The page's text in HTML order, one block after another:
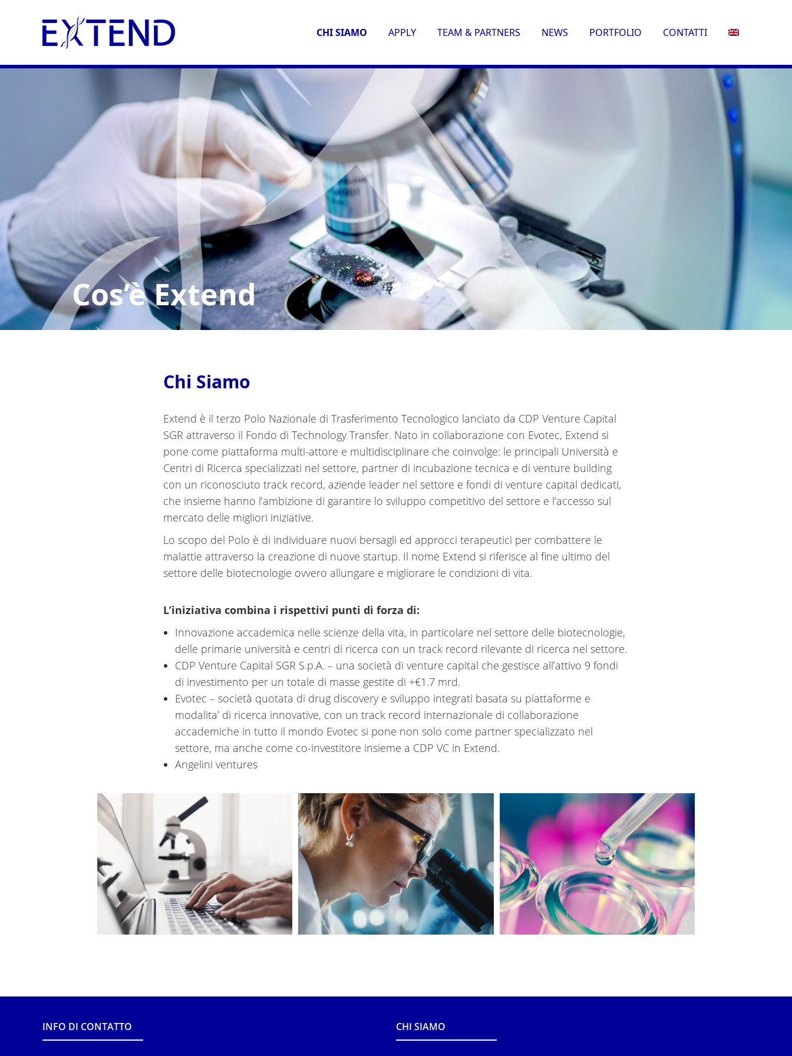
CHI SIAMO APPLY TEAM & PARTNERS NEWS PORTFOLIO CONTATTI
Cos’è Extend
Chi Siamo
Extend è il terzo Polo Nazionale di Trasferimento Tecnologico lanciato da CDP Venture Capital
SGR attraverso il Fondo di Technology Transfer. Nato in collaborazione con Evotec, Extend si
pone come piattaforma multi-attore e multidisciplinare che coinvolge: le principali Università e
Centri di Ricerca specializzati nel settore, partner di incubazione tecnica e di venture building
con un riconosciuto track record, aziende leader nel settore e fondi di venture capital dedicati,
che insieme hanno l’ambizione di garantire lo sviluppo competitivo del settore e l’accesso sul
mercato delle migliori iniziative.
Lo scopo del Polo è di individuare nuovi bersagli ed approcci terapeutici per combattere le
malattie attraverso la creazione di nuove startup. Il nome Extend si riferisce al fine ultimo del
settore delle biotecnologie ovvero allungare e migliorare le condizioni di vita.
L’iniziativa combina i rispettivi punti di forza di:
Innovazione accademica nelle scienze della vita, in particolare nel settore delle biotecnologie,
delle primarie università e centri di ricerca con un track record rilevante di ricerca nel settore.
CDP Venture Capital SGR S.p.A. – una società di venture capital che gestisce all’attivo 9 fondi
di investimento per un totale di masse gestite di +€1.7 mrd.
Evotec – società quotata di drug discovery e sviluppo integrati basata su piattaforme e
modalita’ di ricerca innovative, con un track record internazionale di collaborazione
accademiche in tutto il mondo Evotec si pone non solo come partner specializzato nel
settore, ma anche come co-investitore insieme a CDP VC in Extend.
Angelini ventures
INFO DI CONTATTO CHI SIAMO